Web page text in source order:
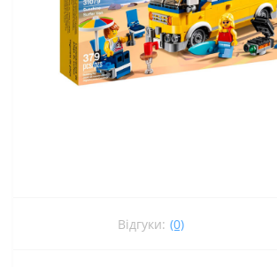
Відгуки: (0)